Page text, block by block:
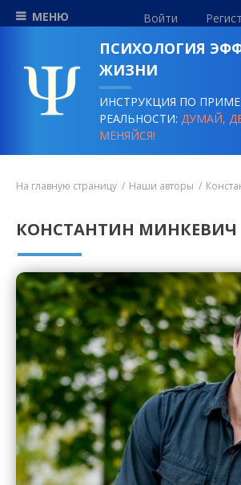
МЕНЮ Войти
ПСИХОЛОГИЯ
ЖИЗНИ
ИНСТРУКЦИЯ ПО
РЕАЛЬНОСТИ:ДУМАЙ,
МЕНЯЙСЯ!
На главную страницу Наши авторы
КОНСТАНТИН МИНКЕВИЧ